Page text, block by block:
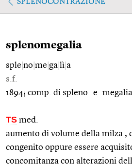
SPLENOCONTRAZIONE
splenomegalia
sple no me ga lì a
s.f.
1894; comp. di spleno- e -megalia.
TS med.
aumento di volume della milza ,
congenito oppure essere
concomitanza con alterazioni